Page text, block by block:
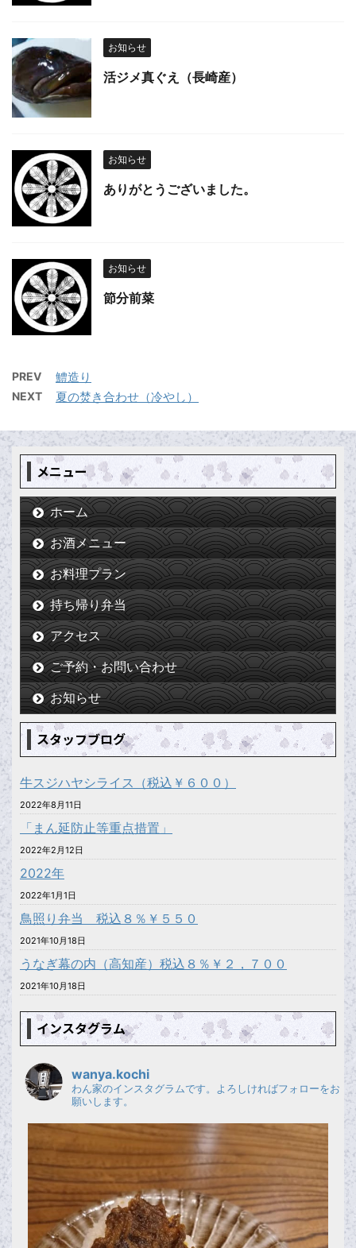
お知らせ
活ジメ真ぐえ（長崎産）
お知らせ
ありがとうございました。
お知らせ
節分前菜
PREV 鱧造り
NEXT 夏の焚き合わせ（冷やし）
メニュー
ホーム
お酒メニュー
お料理プラン
持ち帰り弁当
アクセス
ご予約・お問い合わせ
お知らせ
スタッフブログ
牛スジハヤシライス（税込￥６００）
2022年8月11日
「まん延防止等重点措置」
2022年2月12日
2022年
2022年1月1日
鳥照り弁当 税込８％￥５５０
2021年10月18日
うなぎ幕の内（高知産）税込８％￥２，７００
2021年10月18日
インスタグラム
wanya.kochi
わん家のインスタグラムです。よろしければフォローをお
願いします。